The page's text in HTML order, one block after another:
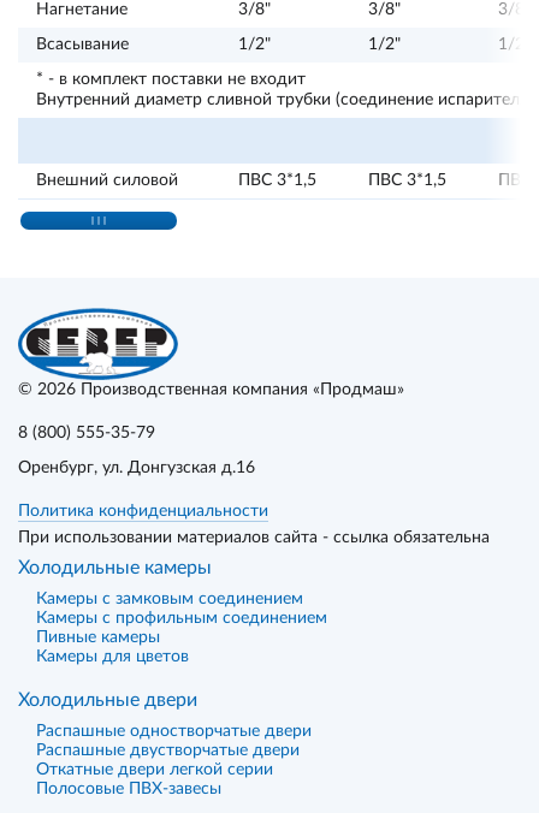
Нагнетание 3/8" 3/8" 3/8"
Всасывание 1/2" 1/2" 1/2"
* - в комплект поставки не входит
Внутренний диаметр сливной трубки (соединение
Внешний силовой ПВС 3*1,5 ПВС 3*1,5 ПВС
© 2026 Производственная компания «Продмаш»
8 (800) 555-35-79
Оренбург, ул. Донгузская д.16
Политика конфиденциальности
При использовании материалов сайта - ссылка обязательна
Холодильные камеры
Камеры с замковым соединением
Камеры с профильным соединением
Пивные камеры
Камеры для цветов
Холодильные двери
Распашные одностворчатые двери
Распашные двустворчатые двери
Откатные двери легкой серии
Полосовые ПВХ-завесы